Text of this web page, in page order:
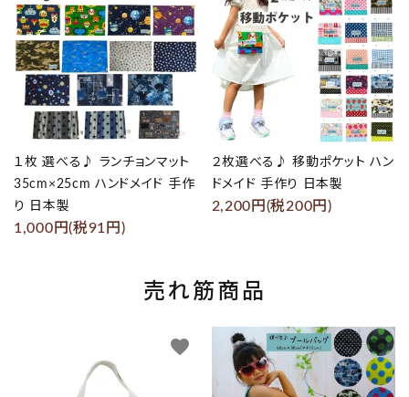
１枚 選べる♪ ランチョンマット
35cm×25cm ハンドメイド 手作
り 日本製
1,000円(税91円)
２枚選べる♪ 移動ポケット ハン
ドメイド 手作り 日本製
2,200円(税200円)
売れ筋商品
favorite favorite